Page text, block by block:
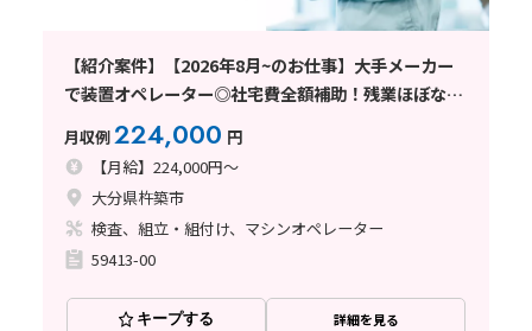
【紹介案件】【2026年8月~のお仕事】大手メーカー
で装置オペレーター◎社宅費全額補助！残業ほぼなし
月収例224,000 円
【月給】224,000円～
大分県杵築市
検査、組立・組付け、マシンオペレーター
59413-00
キープする 詳細を見る